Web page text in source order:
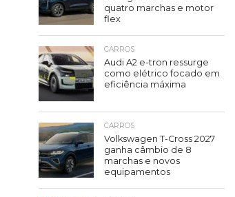
quatro marchas e motor
flex
CARROS
Audi A2 e-tron ressurge
como elétrico focado em
eficiência máxima
CARROS
Volkswagen T-Cross 2027
ganha câmbio de 8
marchas e novos
equipamentos